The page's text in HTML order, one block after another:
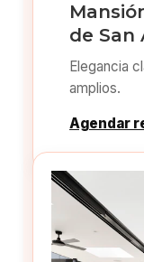
de San
Elegancia
amplios.
Agendar